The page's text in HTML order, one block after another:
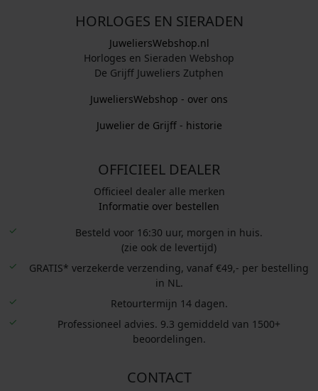
HORLOGES EN SIERADEN
JuweliersWebshop.nl
Horloges en Sieraden Webshop
De Grijff Juweliers Zutphen
JuweliersWebshop - over ons
Juwelier de Grijff - historie
OFFICIEEL DEALER
Officieel dealer alle merken
Informatie over bestellen
Besteld voor 16:30 uur, morgen in huis.
(zie ook de levertijd)
GRATIS* verzekerde verzending, vanaf €49,- per bestelling
in NL.
Retourtermijn 14 dagen.
Professioneel advies. 9.3 gemiddeld van 1500+
beoordelingen.
CONTACT